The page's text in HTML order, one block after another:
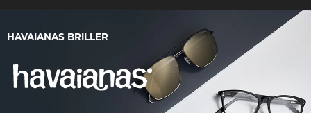
HAVAIANAS BRILLER